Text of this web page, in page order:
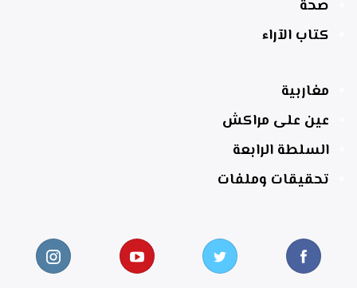
صحة
كتاب الآراء
مغاربية
عين على مراكش
السلطة الرابعة
تحقيقات وملفات